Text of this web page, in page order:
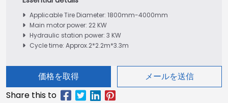
Applicable Tire Diameter: 1800mm-4000mm
Main motor power: 22 KW
Hydraulic station power: 3 KW
Cycle time: Approx.2*2.2m*3.3m
価格を取得 メールを送信